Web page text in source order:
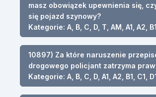
masz obowiązek upewnienia się,
się pojazd szynowy?
Kategorie: A, B, C, D, T, AM, A1, A2,
10897) Za które naruszenie
drogowego policjant zatrzyma
Kategorie: A, B, C, D, A1, A2, B1, C1,